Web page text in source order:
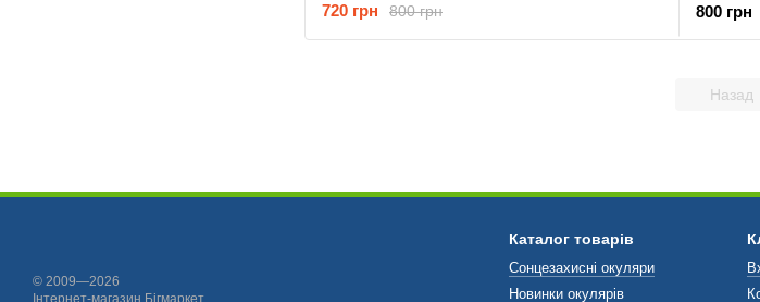
800 грн
720 грн 800 грн
Назад
© 2009—2026
Інтернет-магазин Бігмаркет
Каталог товарів
Сонцезахисні окуляри
Новинки окулярів